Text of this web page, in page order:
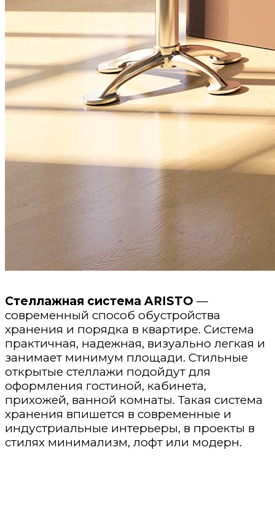
Стеллажная система ARISTO —
современный способ обустройства
хранения и порядка в квартире. Система
практичная, надежная, визуально легкая и
занимает минимум площади. Стильные
открытые стеллажи подойдут для
оформления гостиной, кабинета,
прихожей, ванной комнаты. Такая система
хранения впишется в современные и
индустриальные интерьеры, в проекты в
стилях минимализм, лофт или модерн.